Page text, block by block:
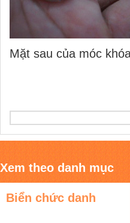
Mặt sau của móc
Xem theo danh mục
Biển chức danh